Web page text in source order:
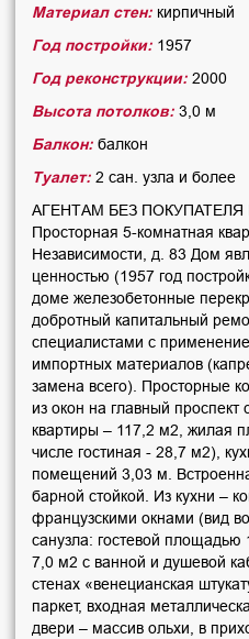
Материал стен: кирпичный
Год постройки: 1957
Год реконструкции: 2000
Высота потолков: 3,0 м
Балкон: балкон
Туалет: 2 сан. узла и более
АГЕНТАМ БЕЗ
Просторная 5-комнатная
Независимости, д. 83 Дом
ценностью (1957 год
доме железобетонные
добротный капитальный
специалистами с
импортных материалов
замена всего). Просторные
из окон на главный
квартиры – 117,2 м2, жилая
числе гостиная - 28,7 м2),
помещений 3,03 м.
барной стойкой. Из кухни –
французскими окнами (вид
санузла: гостевой
7,0 м2 с ванной и душевой
стенах «венецианская
паркет, входная
двери – массив ольхи, в